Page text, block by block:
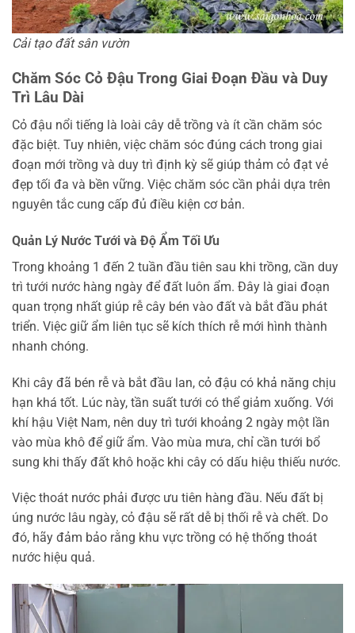
Cải tạo đất sân vườn
Chăm Sóc Cỏ Đậu Trong Giai Đoạn Đầu và Duy
Trì Lâu Dài
Cỏ đậu nổi tiếng là loài cây dễ trồng và ít cần chăm sóc
đặc biệt. Tuy nhiên, việc chăm sóc đúng cách trong giai
đoạn mới trồng và duy trì định kỳ sẽ giúp thảm cỏ đạt vẻ
đẹp tối đa và bền vững. Việc chăm sóc cần phải dựa trên
nguyên tắc cung cấp đủ điều kiện cơ bản.
Quản Lý Nước Tưới và Độ Ẩm Tối Ưu
Trong khoảng 1 đến 2 tuần đầu tiên sau khi trồng, cần duy
trì tưới nước hàng ngày để đất luôn ẩm. Đây là giai đoạn
quan trọng nhất giúp rễ cây bén vào đất và bắt đầu phát
triển. Việc giữ ẩm liên tục sẽ kích thích rễ mới hình thành
nhanh chóng.
Khi cây đã bén rễ và bắt đầu lan, cỏ đậu có khả năng chịu
hạn khá tốt. Lúc này, tần suất tưới có thể giảm xuống. Với
khí hậu Việt Nam, nên duy trì tưới khoảng 2 ngày một lần
vào mùa khô để giữ ẩm. Vào mùa mưa, chỉ cần tưới bổ
sung khi thấy đất khô hoặc khi cây có dấu hiệu thiếu nước.
Việc thoát nước phải được ưu tiên hàng đầu. Nếu đất bị
úng nước lâu ngày, cỏ đậu sẽ rất dễ bị thối rễ và chết. Do
đó, hãy đảm bảo rằng khu vực trồng có hệ thống thoát
nước hiệu quả.